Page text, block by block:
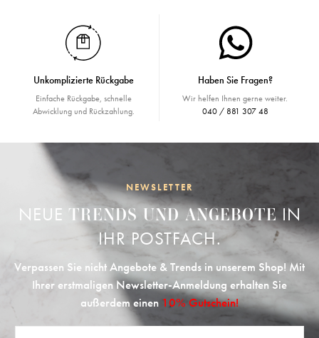
Unkomplizierte Rückgabe
Einfache Rückgabe, schnelle
Abwicklung und Rückzahlung.
Haben Sie Fragen?
Wir helfen Ihnen gerne weiter.
040 / 881 307 48
NEWSLETTER
NEUE TRENDS UND ANGEBOTEIN
IHR POSTFACH.
Verpassen Sie nicht Angebote & Trends in unserem Shop! Mit
Ihrer erstmaligen Newsletter-Anmeldung erhalten Sie
außerdem einen 10% Gutschein!